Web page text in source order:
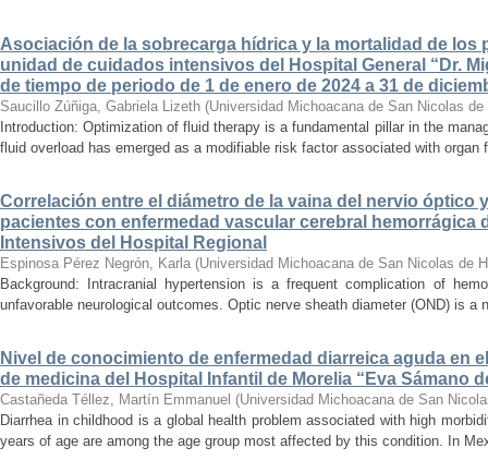
Asociación de la sobrecarga hídrica y la mortalidad de los
unidad de cuidados intensivos del Hospital General “Dr.
de tiempo de periodo de 1 de enero de 2024 a 31 de
Saucillo Zúñiga, Gabriela Lizeth (Universidad Michoacana de San Nicolas de
Introduction: Optimization of fluid therapy is a fundamental pillar in the
fluid overload has emerged as a modifiable risk factor associated with organ
Correlación entre el diámetro de la vaina del nervio óptico
pacientes con enfermedad vascular cerebral hemorrágica
Intensivos del Hospital Regional
Espinosa Pérez Negrón, Karla (Universidad Michoacana de San Nicolas de
Background: Intracranial hypertension is a frequent complication of
unfavorable neurological outcomes. Optic nerve sheath diameter (OND) is a
Nivel de conocimiento de enfermedad diarreica aguda en
de medicina del Hospital Infantil de Morelia “Eva Sámano
Castañeda Téllez, Martín Emmanuel (Universidad Michoacana de San
Diarrhea in childhood is a global health problem associated with high
years of age are among the age group most affected by this condition. In